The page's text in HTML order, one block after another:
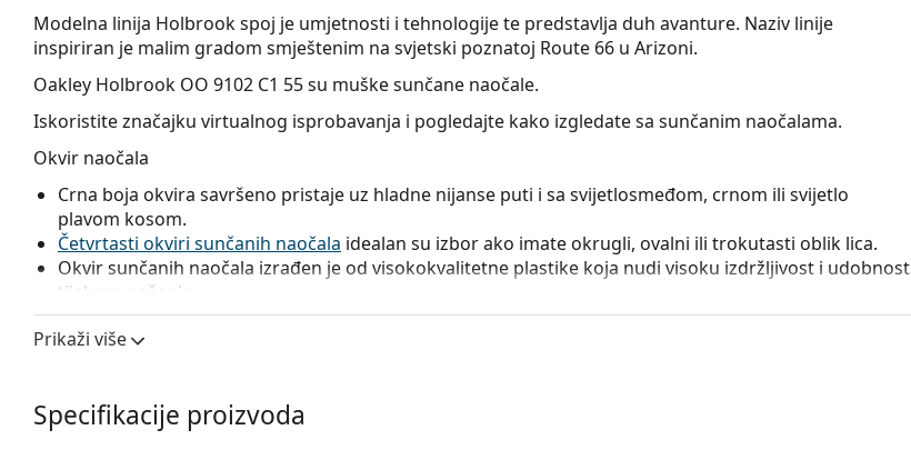
Modelna linija Holbrook spoj je umjetnosti i tehnologije te predstavlja duh avanture. Naziv linije
inspiriran je malim gradom smještenim na svjetski poznatoj Route 66 u Arizoni.
Oakley Holbrook OO 9102 C1 55su muške sunčane naočale.
Iskoristite značajku virtualnog isprobavanja i pogledajte kako izgledate sa sunčanim naočalama.
Okvir naočala
Crna boja okvira savršeno pristaje uz hladne nijanse puti i sa svijetlosmeđom, crnom ili svijetlo
plavom kosom.
Četvrtasti okviri sunčanih naočala idealan su izbor ako imate okrugli, ovalni ili trokutasti oblik lica.
Okvir sunčanih naočala izrađen je od visokokvalitetne plastike koja nudi visoku izdržljivost i udobnost
tijekom nošenja.
Leće naočala
Leće ovih sunčanih naočala izrađene su od plastike čije su neosporne prednosti mala težina
i otpornost na pucanje.
Prikaži više
Specifikacije proizvoda